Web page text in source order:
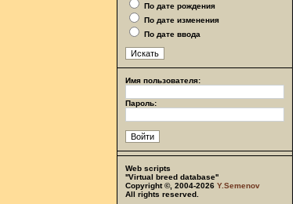
По дате рождения
По дате изменения
По дате ввода
Имя пользователя:
Пароль:
Web scripts
''Virtual breed database''
Copyright ©, 2004-2026 Y.Semenov
All rights reserved.